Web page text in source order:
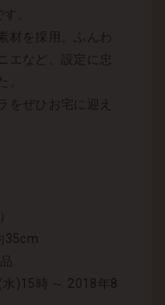
。
材を採用。ふんわ
エなど、設定に忠
。
をぜひお宅に迎え
35cm
)15時 ～ 2018年8